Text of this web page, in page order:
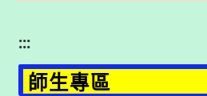
:::
師生專區